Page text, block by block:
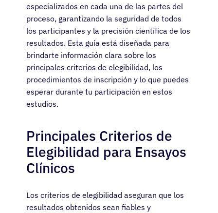
especializados en cada una de las partes del
proceso, garantizando la seguridad de todos
los participantes y la precisión científica de los
resultados. Esta guía está diseñada para
brindarte información clara sobre los
principales criterios de elegibilidad, los
procedimientos de inscripción y lo que puedes
esperar durante tu participación en estos
estudios.
Principales Criterios de
Elegibilidad para Ensayos
Clínicos
Los criterios de elegibilidad aseguran que los
resultados obtenidos sean fiables y